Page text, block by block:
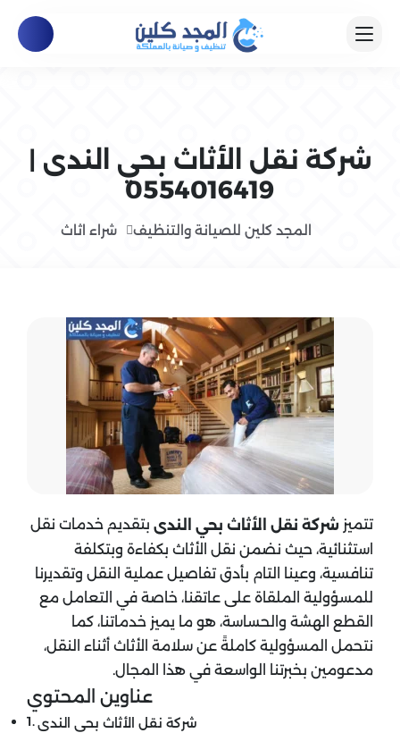
شركة نقل الأثاث بحي الندى |
0554016419
المجد كلين للصيانة والتنظيف شراء اثاث
تتميز شركة نقل الأثاث بحي الندى بتقديم خدمات نقل
استثنائية، حيث نضمن نقل الأثاث بكفاءة وبتكلفة
تنافسية، وعينا التام بأدق تفاصيل عملية النقل وتقديرنا
للمسؤولية الملقاة على عاتقنا، خاصة في التعامل مع
القطع الهشة والحساسة، هو ما يميز خدماتنا، كما
نتحمل المسؤولية كاملةً عن سلامة الأثاث أثناء النقل،
مدعومين بخبرتنا الواسعة في هذا المجال.
عناوين المحتوي
شركة نقل الأثاث بحي الندى